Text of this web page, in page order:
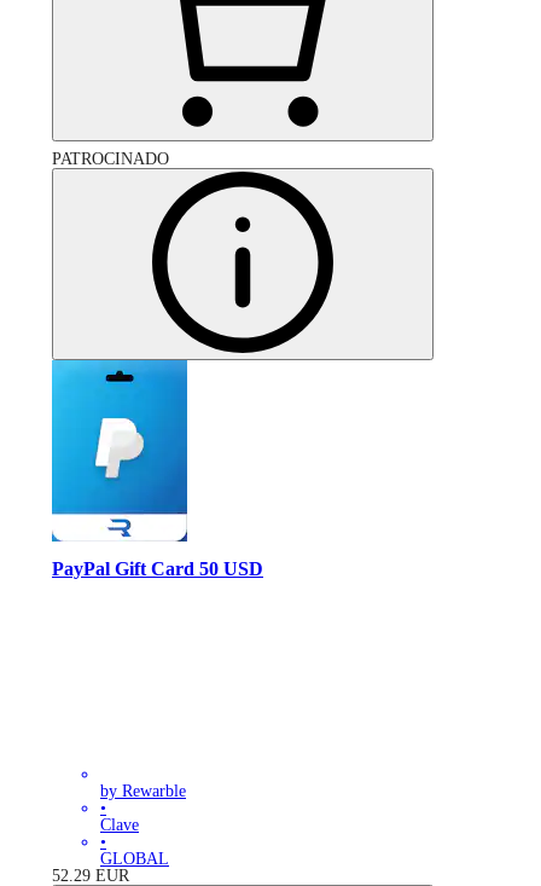
PATROCINADO
PayPal Gift Card 50 USD
by Rewarble
•
Clave
•
GLOBAL
52.29 EUR